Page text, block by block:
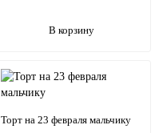
В корзину
Торт на 23 февраля мальчику